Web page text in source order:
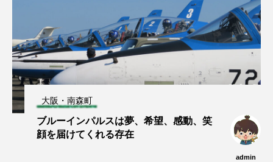
大阪・南森町
ブルーインパルスは夢、希望、感動、笑
顔を届けてくれる存在
admin